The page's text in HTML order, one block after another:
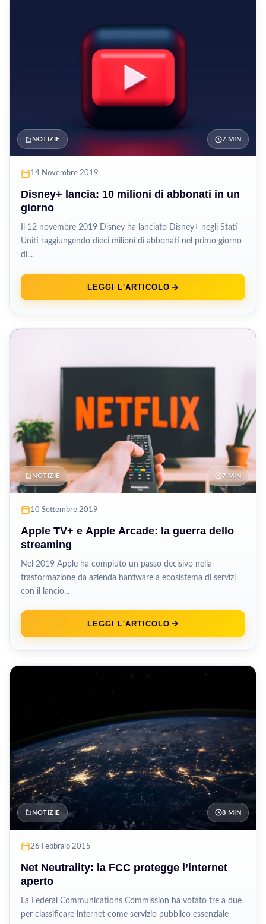
NOTIZIE 7 MIN
14 Novembre 2019
Disney+ lancia: 10 milioni di abbonati in un
giorno
Il 12 novembre 2019 Disney ha lanciato Disney+ negli Stati
Uniti raggiungendo dieci milioni di abbonati nel primo giorno
di...
LEGGI L'ARTICOLO
NOTIZIE 7 MIN
10 Settembre 2019
Apple TV+ e Apple Arcade: la guerra dello
streaming
Nel 2019 Apple ha compiuto un passo decisivo nella
trasformazione da azienda hardware a ecosistema di servizi
con il lancio...
LEGGI L'ARTICOLO
NOTIZIE 8 MIN
26 Febbraio 2015
Net Neutrality: la FCC protegge l’internet
aperto
La Federal Communications Commission ha votato tre a due
per classificare internet come servizio pubblico essenziale